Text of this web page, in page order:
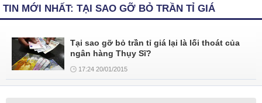
TIN MỚI NHẤT: TẠI SAO GỠ BỎ TRẦN TỈ GIÁ
Tại sao gỡ bỏ trần tỉ giá lại là lối thoát của
ngân hàng Thụy Sĩ?
17:24 20/01/2015